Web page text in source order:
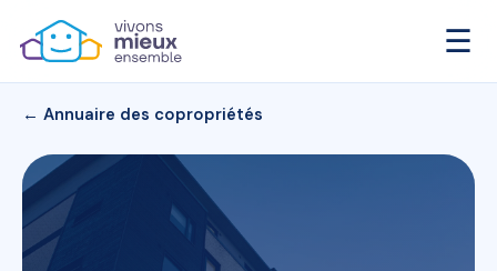
☰
← Annuaire des copropriétés